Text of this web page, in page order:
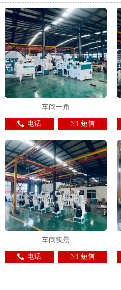
车间一角
电话 短信
车间实景
电话 短信